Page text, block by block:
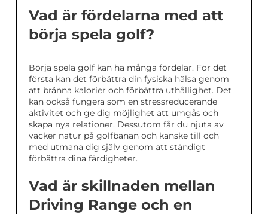
Vad är fördelarna med att
börja spela golf?
Börja spela golf kan ha många fördelar. För det
första kan det förbättra din fysiska hälsa genom
att bränna kalorier och förbättra uthållighet. Det
kan också fungera som en stressreducerande
aktivitet och ge dig möjlighet att umgås och
skapa nya relationer. Dessutom får du njuta av
vacker natur på golfbanan och kanske till och
med utmana dig själv genom att ständigt
förbättra dina färdigheter.
Vad är skillnaden mellan
Driving Range och en